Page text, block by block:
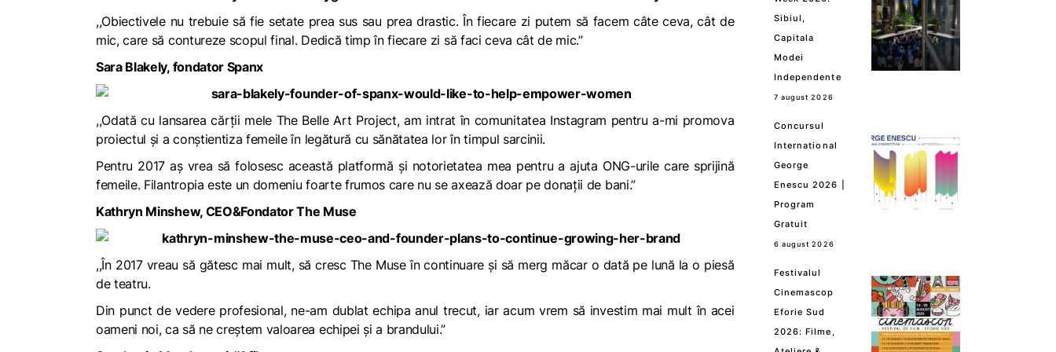
,,Obiectivele nu trebuie să fie setate prea sus sau prea drastic. În fiecare zi putem să facem câte ceva, cât de
mic, care să contureze scopul final. Dedică timp în fiecare zi să faci ceva cât de mic.”
Sara Blakely, fondator Spanx
,,Odată cu lansarea cărții meleThe Belle Art Project, am intrat în comunitatea Instagram pentru a-mi promova
proiectul și a conștientiza femeile în legătură cu sănătatea lor în timpul sarcinii.
Pentru 2017 aș vrea să folosesc această platformă și notorietatea mea pentru a ajuta ONG-urile care sprijină
femeile. Filantropia este un domeniu foarte frumos care nu se axează doar pe donații de bani.”
Kathryn Minshew, CEO&Fondator The Muse
,,În 2017 vreau să gătesc mai mult, să cresc The Muse în continuare și să merg măcar o dată pe lună la o piesă
de teatru.
Din punct de vedere profesional, ne-am dublat echipa anul trecut, iar acum vrem să investim mai mult în acei
oameni noi, ca să ne creștem valoarea echipei și a brandului.”
Sibiul,
Capitala
Modei
Independente
7 august 2026
Concursul
International
George
Enescu 2026 |
Program
Gratuit
6 august 2026
Festivalul
Cinemascop
Eforie Sud
2026: Filme,